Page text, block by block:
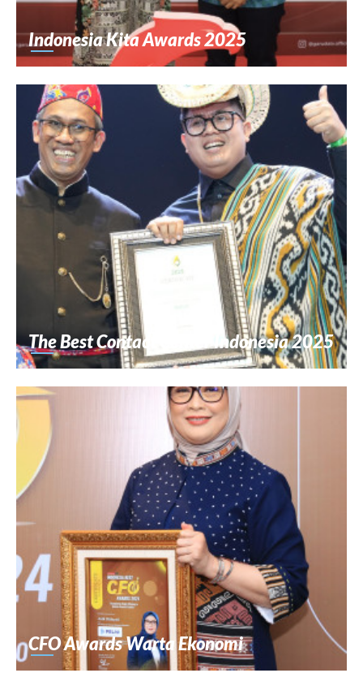
Indonesia Kita Awards 2025
The Best Contact Center Indonesia 2025
CFO Awards Warta Ekonomi